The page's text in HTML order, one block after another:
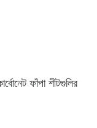
ফাঁপা শীটগুলির